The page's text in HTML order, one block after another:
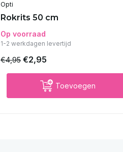
Opti
Rokrits 50 cm
Op voorraad
1-2 werkdagen levertijd
€4,95 €2,95
Toevoegen